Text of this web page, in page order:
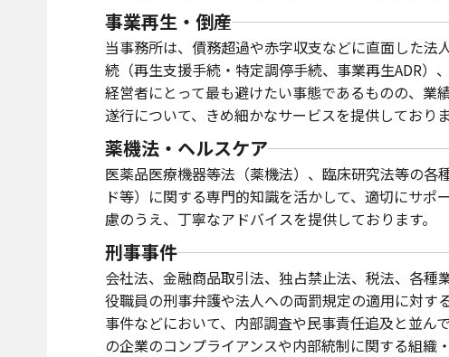
事業再生・倒産
当事務所は、債務超過や赤字収支などに直面した
続（再生支援手続・特定調停手続、事業再生ADR）
経営者にとって最も避けたい事態であるものの、業
遂行について、きめ細かなサービスを提供しておりま
薬機法・ヘルスケア
医薬品医療機器等法（薬機法）、臨床研究法等の
ド等）に関する専門的知識を活かして、適切にサ
慮のうえ、丁寧なアドバイスを提供しております。
刑事事件
会社法、金融商品取引法、独占禁止法、税法、各種
役職員の刑事弁護や法人への両罰規定の適用に対
事件などにおいて、内部調査や民事責任追及と並ん
の企業のコンプライアンスや内部統制に関する組織